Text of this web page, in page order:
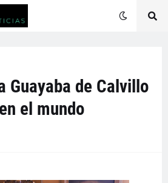
Guayaba de Calvillo
el mundo